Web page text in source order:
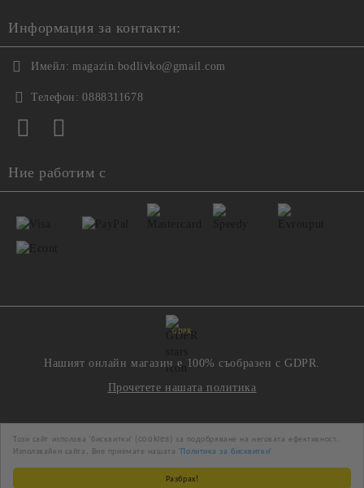
Разбрах!
Този сайт използва 'бисквитки' (cookies) за подобряване на неговата ефективност.
Използвайки сайта, Вие приемате нашата 'Политика за бисквитки'
Информация за контакти:
Имейл: magazin.bodlivko@gmail.com
Телефон: 0888311678
Ние работим с
GDPR
Нашият онлайн магазин е 100% съобразен с GDPR.
Прочетете нашата политика
Онлайн магазин от SELITON